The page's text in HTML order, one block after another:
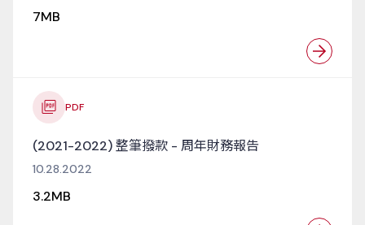
7MB
PDF
(2021-2022) 整筆撥款 - 周年財務報告
10.28.2022
3.2MB